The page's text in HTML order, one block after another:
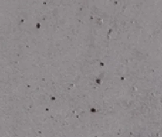
クルー)】 京都市 ヘアサロン​